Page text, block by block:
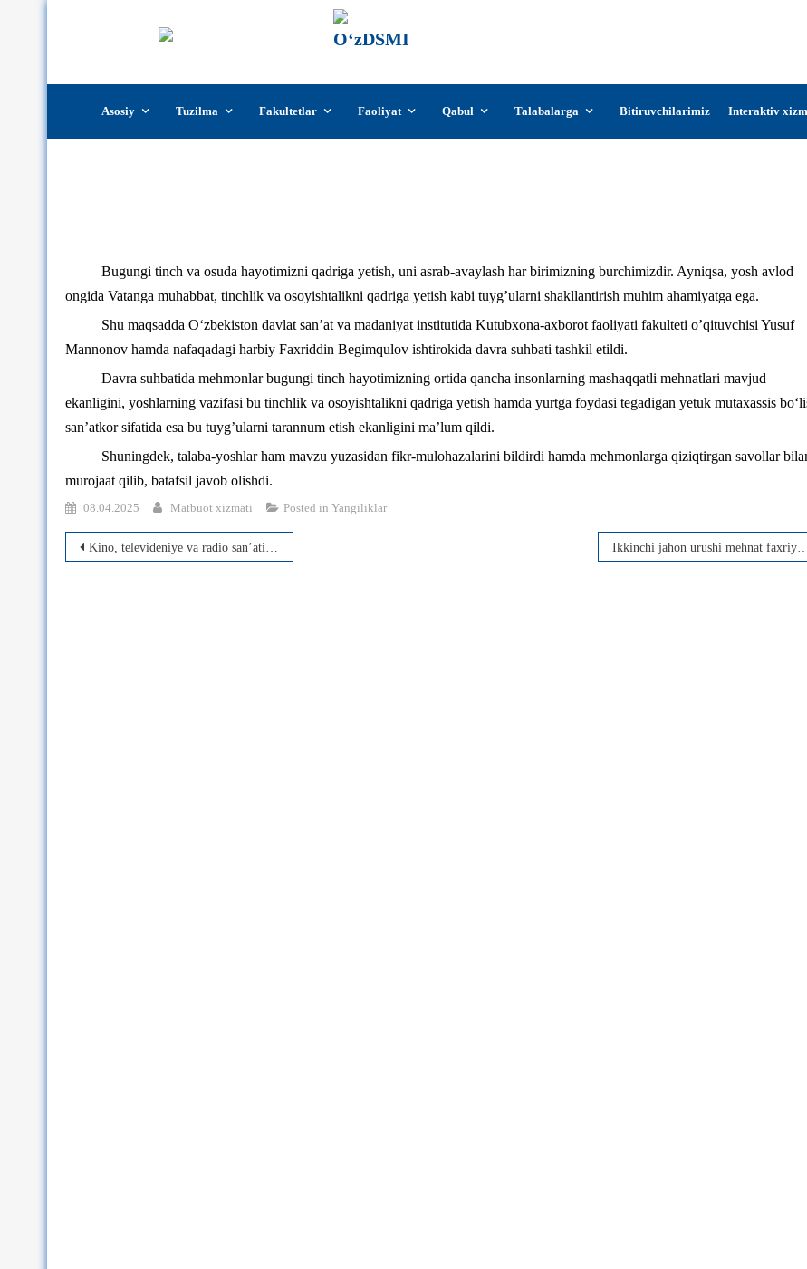
content
Asosiy Tuzilma Fakultetlar Faoliyat Qabul Talabalarga Bitiruvchilarimiz Interaktiv
Bugungi tinch va osuda hayotimizni qadriga yetish, uni asrab-avaylash har birimizning burchimizdir. Ayniqsa, yosh avlod
ongida Vatanga muhabbat, tinchlik va osoyishtalikni qadriga yetish kabi tuyg’ularni shakllantirish muhim ahamiyatga ega.
Shu maqsadda O‘zbekiston davlat san’at va madaniyat institutida Kutubxona-axborot faoliyati fakulteti o’qituvchisi Yusuf
Mannonov hamda nafaqadagi harbiy Faxriddin Begimqulov ishtirokida davra suhbati tashkil etildi.
Davra suhbatida mehmonlar bugungi tinch hayotimizning ortida qancha insonlarning mashaqqatli mehnatlari mavjud
ekanligini, yoshlarning vazifasi bu tinchlik va osoyishtalikni qadriga yetish hamda yurtga foydasi tegadigan yetuk mutaxassis
san’atkor sifatida esa bu tuyg’ularni tarannum etish ekanligini ma’lum qildi.
Shuningdek, talaba-yoshlar ham mavzu yuzasidan fikr-mulohazalarini bildirdi hamda mehmonlarga qiziqtirgan savollar
murojaat qilib, batafsil javob olishdi.
08.04.2025 Matbuot xizmati Posted in Yangiliklar
Post
Kino, televideniye va radio san’ati hamda Kutubxona-axborot faoliyati fakultetlari tarkibidagi kafedralar ishtirokida davom ettirildi. Ikkinchi jahon urushi mehnat faxriysi 90 yoshli onaxon Zinayida